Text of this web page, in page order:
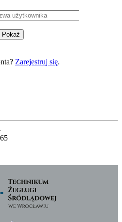
Pokaż
Zarejestruj się.